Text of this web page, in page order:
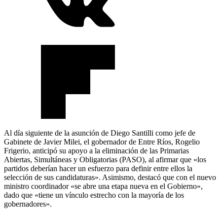
Al día siguiente de la asunción de Diego Santilli como jefe de
Gabinete de Javier Milei, el gobernador de Entre Ríos, Rogelio
Frigerio, anticipó su apoyo a la eliminación de las Primarias
Abiertas, Simultáneas y Obligatorias (PASO), al afirmar que «los
partidos deberían hacer un esfuerzo para definir entre ellos la
selección de sus candidaturas». Asimismo, destacó que con el nuevo
ministro coordinador «se abre una etapa nueva en el Gobierno»,
dado que «tiene un vínculo estrecho con la mayoría de los
gobernadores».